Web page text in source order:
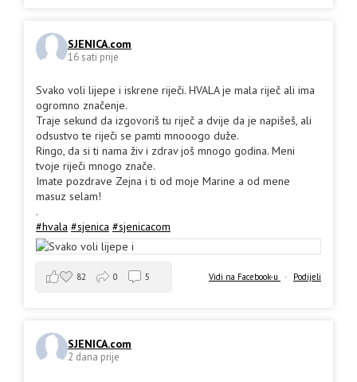
SJENICA.com
16 sati prije
Svako voli lijepe i iskrene riječi. HVALA je mala riječ ali ima
ogromno značenje.
Traje sekund da izgovoriš tu riječ a dvije da je napišeš, ali
odsustvo te riječi se pamti mnooogo duže.
Ringo, da si ti nama živ i zdrav još mnogo godina. Meni
tvoje riječi mnogo znače.
Imate pozdrave Zejna i ti od moje Marine a od mene
masuz selam!
.
#hvala #sjenica #sjenicacom
Vidi na Facebook-u · Podijeli
82 0 5
SJENICA.com
2 dana prije